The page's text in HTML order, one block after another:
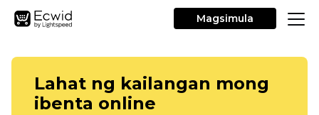
Magsimula
Lahat ng kailangan mong
ibenta online